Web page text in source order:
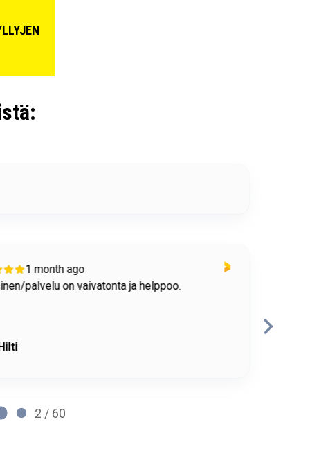
1 month ago
palvelu on vaivatonta ja helppoo.
2 / 60